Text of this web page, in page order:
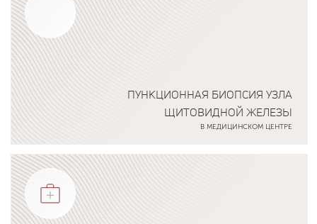
ПУНКЦИОННАЯ БИОПСИЯ УЗЛА
ЩИТОВИДНОЙ ЖЕЛЕЗЫ
В МЕДИЦИНСКОМ ЦЕНТРЕ
Подробнее о программе